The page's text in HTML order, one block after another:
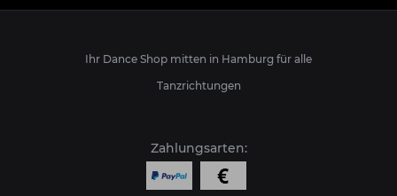
Ihr Dance Shop mitten in Hamburg für alle
Tanzrichtungen
Zahlungsarten: